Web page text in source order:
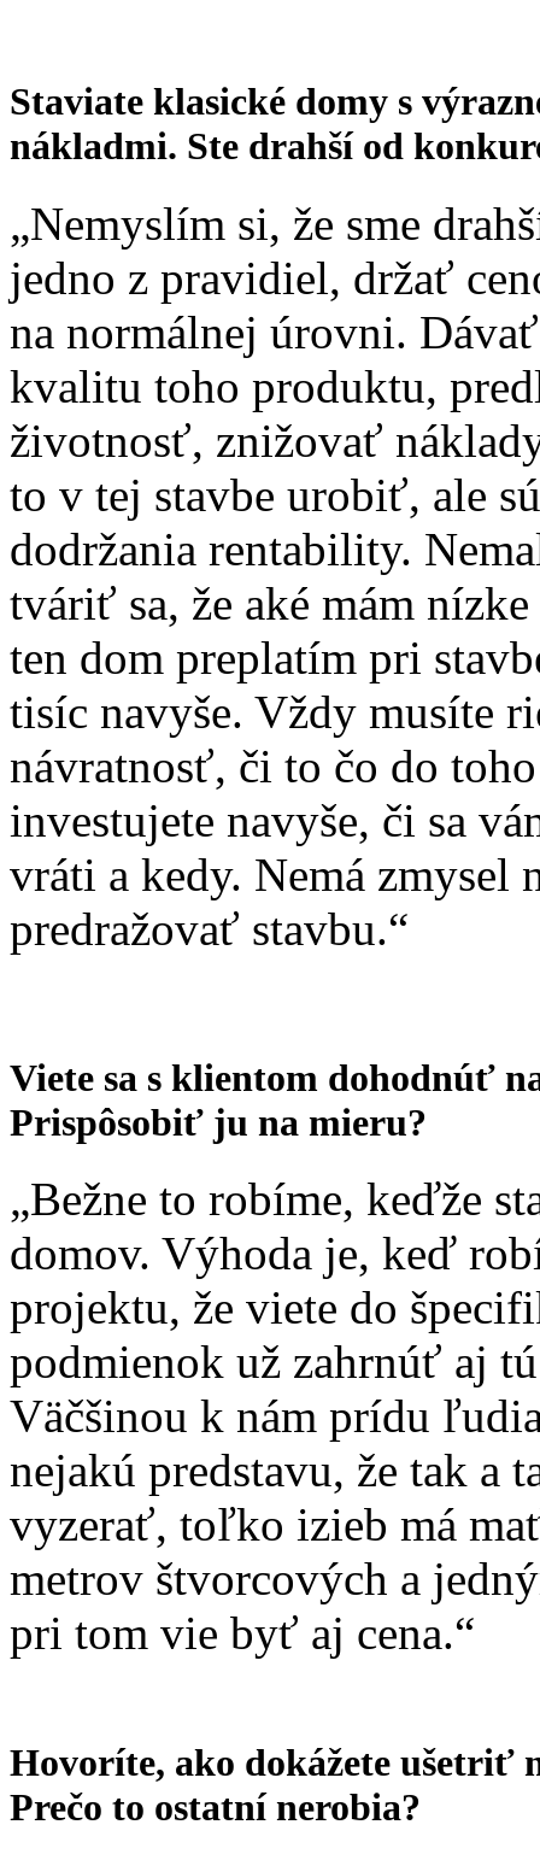
Staviate klasické domy s
nákladmi. Ste drahší od
„Nemyslím si, že sme
jedno z pravidiel, držať
na normálnej úrovni.
kvalitu toho produktu,
životnosť, znižovať
to v tej stavbe urobiť, ale
dodržania rentability.
tváriť sa, že aké mám
ten dom preplatím pri
tisíc navyše. Vždy musíte
návratnosť, či to čo do
investujete navyše, či sa
vráti a kedy. Nemá zmysel
predražovať stavbu.“
Viete sa s klientom dohodnúť
Prispôsobiť ju na mieru?
„Bežne to robíme, keďže
domov. Výhoda je, keď
projektu, že viete do
podmienok už zahrnúť aj
Väčšinou k nám prídu
nejakú predstavu, že tak a
vyzerať, toľko izieb má
metrov štvorcových a
pri tom vie byť aj cena.“
Hovoríte, ako dokážete ušetriť
Prečo to ostatní nerobia?